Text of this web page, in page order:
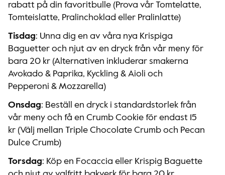
rabatt på din favoritbulle (Prova vår Tomtelatte,
Tomteislatte, Pralinchoklad eller Pralinlatte)
Tisdag: Unna dig en av våra nya Krispiga
Baguetter och njut av en dryck från vår meny för
bara 20 kr​ (Alternativen inkluderar smakerna
Avokado & Paprika, Kyckling & Aioli och
Pepperoni & Mozzarella)
Onsdag: Beställ en dryck i standardstorlek från
vår meny och få en Crumb Cookie för endast 15
kr​ (Välj mellan Triple Chocolate Crumb och Pecan
Dulce Crumb)
Torsdag: Köp en Focaccia eller Krispig Baguette